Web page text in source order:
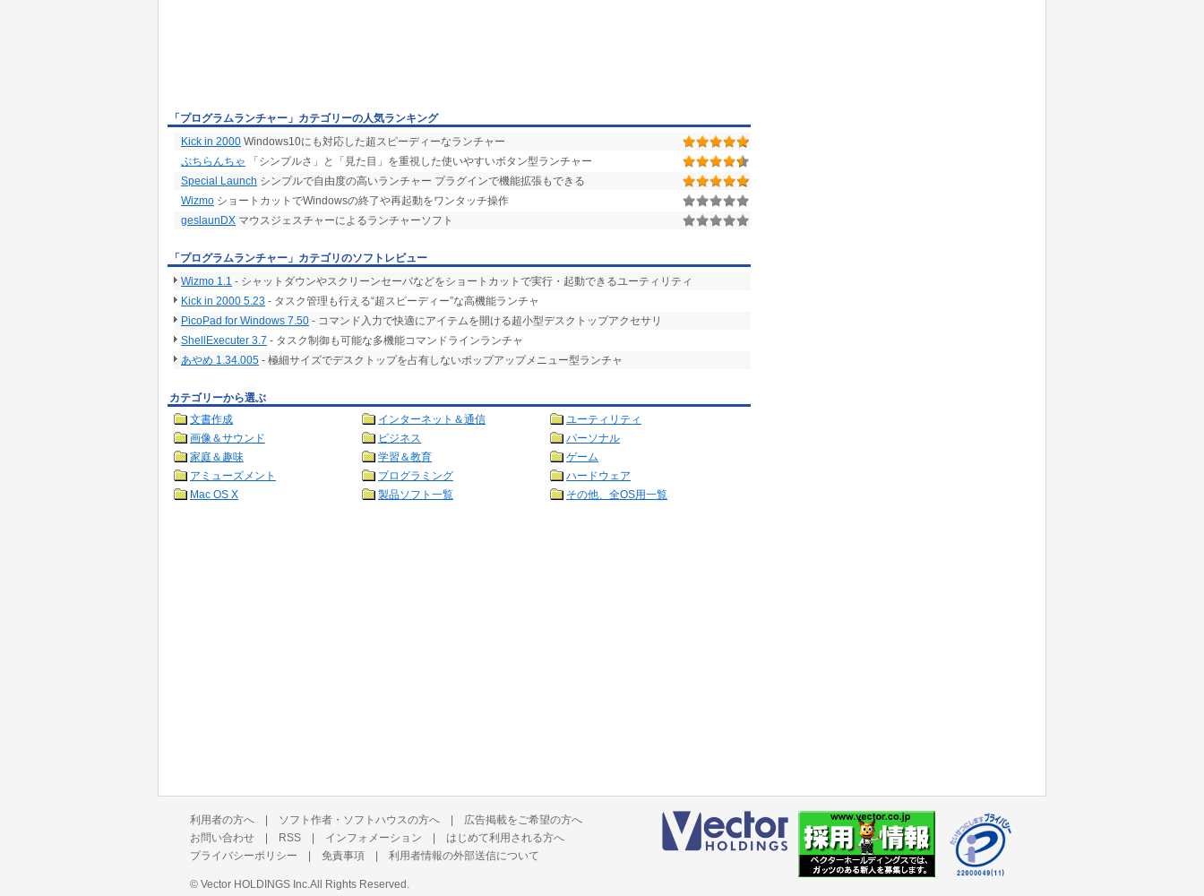
「プログラムランチャー」カテゴリーの人気ランキング
Kick in 2000 Windows10にも対応した超スピーディーなランチャー
ぷちらんちゃ 「シンプルさ」と「見た目」を重視した使いやすいボタン型ランチャー
Special Launch シンプルで自由度の高いランチャー プラグインで機能拡張もできる
Wizmo ショートカットでWindowsの終了や再起動をワンタッチ操作
geslaunDX マウスジェスチャーによるランチャーソフト
「プログラムランチャー」カテゴリのソフトレビュー
Wizmo 1.1 - シャットダウンやスクリーンセーバなどをショートカットで実行・起動できるユーティリティ
Kick in 2000 5.23 - タスク管理も行える“超スピーディー”な高機能ランチャ
PicoPad for Windows 7.50 - コマンド入力で快適にアイテムを開ける超小型デスクトップアクセサリ
ShellExecuter 3.7 - タスク制御も可能な多機能コマンドラインランチャ
あやめ 1.34.005 - 極細サイズでデスクトップを占有しないポップアップメニュー型ランチャ
カテゴリーから選ぶ
文書作成
インターネット＆通信
ユーティリティ
画像＆サウンド
ビジネス
パーソナル
家庭＆趣味
学習＆教育
ゲーム
アミューズメント
プログラミング
ハードウェア
Mac OS X
製品ソフト一覧 その他、全OS用一覧
利用者の方へ | ソフト作者・ソフトハウスの方へ | 広告掲載をご希望の方へ
お問い合わせ | RSS | インフォメーション | はじめて利用される方へ
プライバシーポリシー | 免責事項 | 利用者情報の外部送信について
© Vector HOLDINGS Inc. All Rights Reserved.